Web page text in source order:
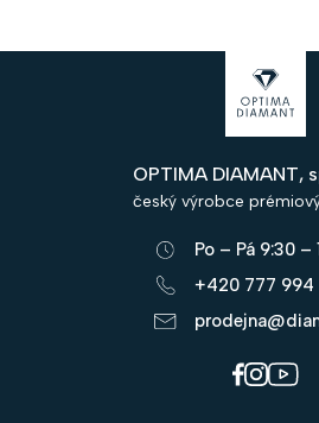
OPTIMA DIAMANT,
český výrobce
Po – Pá 9:30 –
+420 777 994